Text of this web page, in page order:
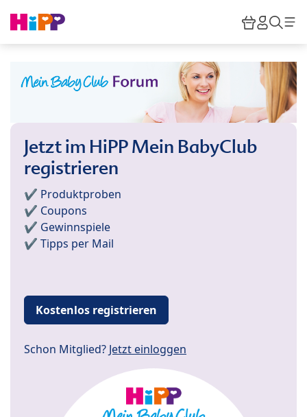
HiPP
Jetzt im HiPP Mein BabyClub
registrieren
✔️ Produktproben
✔️ Coupons
✔️ Gewinnspiele
✔️ Tipps per Mail
Kostenlos registrieren
Schon Mitglied? Jetzt einloggen